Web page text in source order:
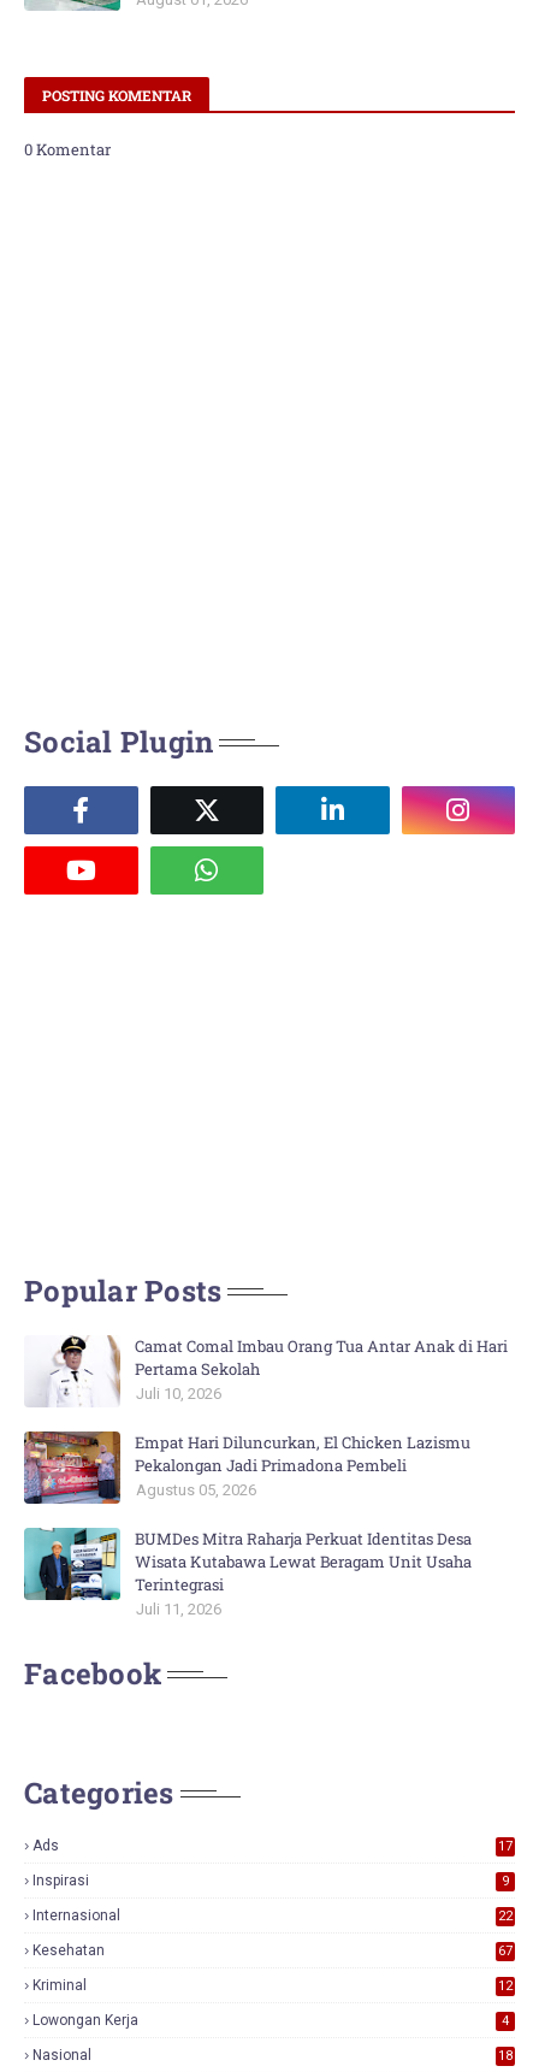
POSTING KOMENTAR
0 Komentar
Social Plugin
Popular Posts
Camat Comal Imbau Orang Tua Antar Anak di Hari
Pertama Sekolah
Juli 10, 2026
Empat Hari Diluncurkan, El Chicken Lazismu
Pekalongan Jadi Primadona Pembeli
Agustus 05, 2026
BUMDes Mitra Raharja Perkuat Identitas Desa
Wisata Kutabawa Lewat Beragam Unit Usaha
Terintegrasi
Juli 11, 2026
Facebook
Categories
Ads
17
Inspirasi 9
Internasional 22
Kesehatan 67
Kriminal 12
Lowongan Kerja 4
Nasional
18